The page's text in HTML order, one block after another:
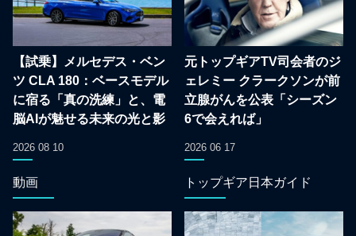
【試乗】メルセデス・ベン
ツ CLA 180：ベースモデル
に宿る「真の洗練」と、電
脳AIが魅せる未来の光と影
2026 08 10
元トップギアTV司会者のジ
ェレミー クラークソンが前
立腺がんを公表「シーズン
6で会えれば」
2026 06 17
動画 トップギア日本ガイド